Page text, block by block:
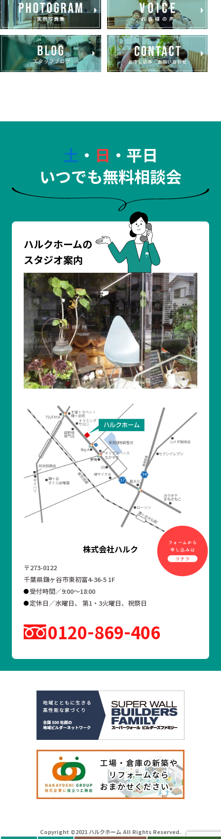
土 ・ 日 ・平日
いつでも無料相談会
ハルクホームの
スタジオ案内
株式会社ハルク
〒273-0122
千葉県鎌ヶ谷市東初富4-36-5 1F
受付時間／9:00～18:00
定休日／水曜日、 第1・3火曜日、祝祭日
0120 869 406
Copyright ©2021 ハルクホーム All Rights Reserved.